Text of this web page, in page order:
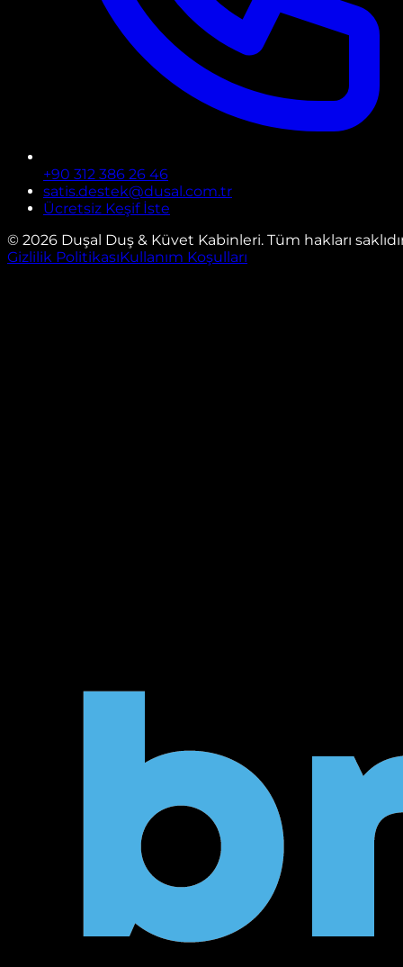
+90 312 386 26 46
satis.destek@dusal.com.tr
Ücretsiz Keşif İste
© 2026 Duşal Duş & Küvet Kabinleri. Tüm hakları
Gizlilik PolitikasıKullanım Koşulları